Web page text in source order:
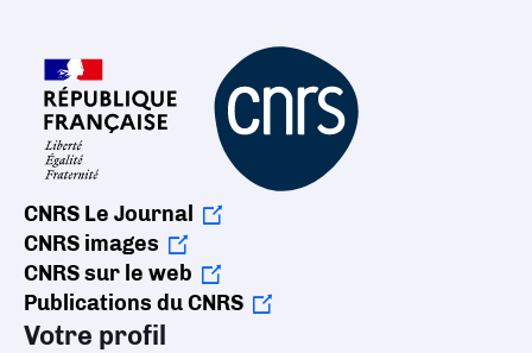
CNRS Le Journal
CNRS images
CNRS sur le web
Publications du CNRS
Votre profil